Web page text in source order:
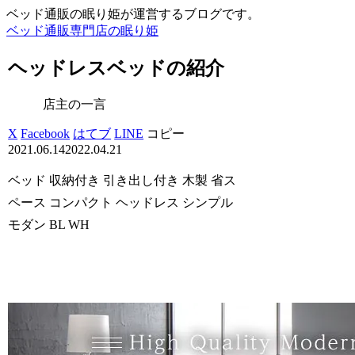
ベッド通販の眠り姫が運営するブログです。
ベッド通販専門店の眠り姫
ヘッドレスベッドの紹介
店主の一言
X Facebook はてブ LINE コピー
2021.06.142022.04.21
ベッド 収納付き 引き出し付き 木製 省ス
ペース コンパクト ヘッドレス シンプル
モダン BL WH